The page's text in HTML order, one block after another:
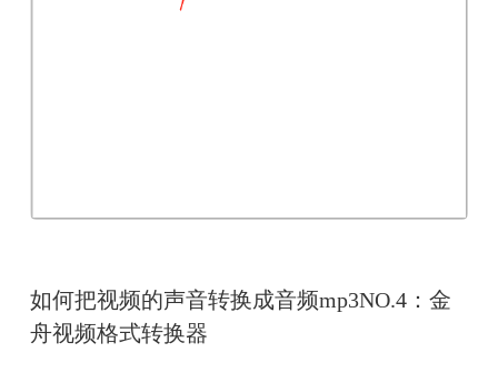
如何把视频的声音转换成音频mp3NO.4：金
舟视频格式转换器